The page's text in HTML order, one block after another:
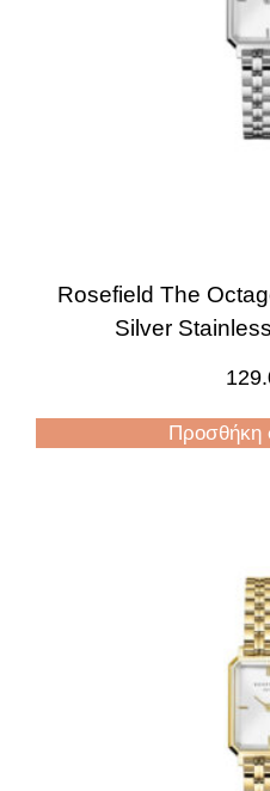
Rosefield The
Silver
Προσθήκη